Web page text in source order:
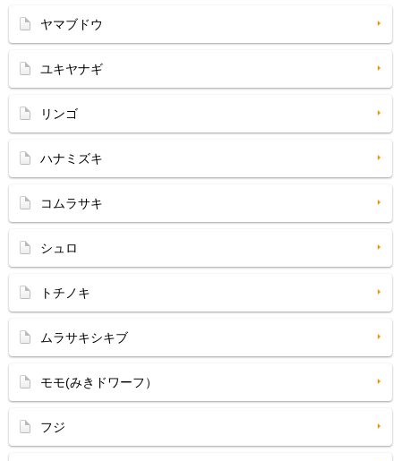
ヤマブドウ
ユキヤナギ
リンゴ
ハナミズキ
コムラサキ
シュロ
トチノキ
ムラサキシキブ
モモ(みきドワーフ）
フジ